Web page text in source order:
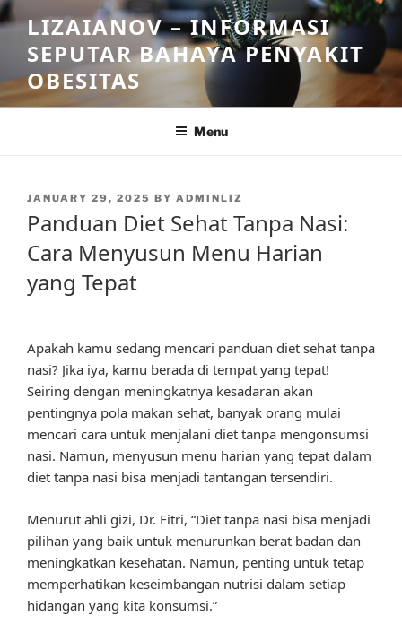
Skip
to
content
LIZAIANOV – INFORMASI
SEPUTAR BAHAYA PENYAKIT
OBESITAS
Menu
POSTED
JANUARY 29, 2025 BY ADMINLIZ
Panduan Diet Sehat Tanpa Nasi:
Cara Menyusun Menu Harian
yang Tepat
Apakah kamu sedang mencari panduan diet sehat tanpa
nasi? Jika iya, kamu berada di tempat yang tepat!
Seiring dengan meningkatnya kesadaran akan
pentingnya pola makan sehat, banyak orang mulai
mencari cara untuk menjalani diet tanpa mengonsumsi
nasi. Namun, menyusun menu harian yang tepat dalam
diet tanpa nasi bisa menjadi tantangan tersendiri.
Menurut ahli gizi, Dr. Fitri, “Diet tanpa nasi bisa menjadi
pilihan yang baik untuk menurunkan berat badan dan
meningkatkan kesehatan. Namun, penting untuk tetap
memperhatikan keseimbangan nutrisi dalam setiap
hidangan yang kita konsumsi.”